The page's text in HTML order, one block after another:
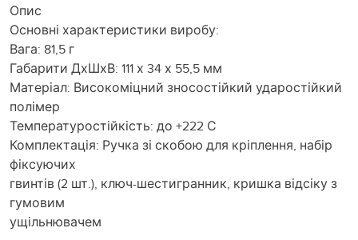
Опис
Основні характеристики виробу:
Вага: 81,5 г
Габарити ДхШхВ: 111 х 34 х 55,5 мм
Матеріал: Високоміцний зносостійкий ударостійкий
полімер
Температуростійкість: до +222 С
Комплектація: Ручка зі скобою для кріплення, набір
фіксуючих
гвинтів (2 шт.), ключ-шестигранник, кришка відсіку з
гумовим
ущільнювачем